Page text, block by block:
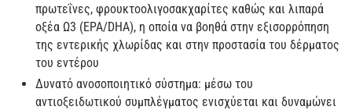
πρωτεΐνες, φρουκτοολιγοσακχαρίτες καθώς και λιπαρά
οξέα Ω3 (EPA/DHA), η οποία να βοηθά στην εξισορρόπηση
της εντερικής χλωρίδας και στην προστασία του δέρματος
του εντέρου
Δυνατό ανοσοποιητικό σύστημα: μέσω του
αντιοξειδωτικού συμπλέγματος ενισχύεται και δυναμώνει